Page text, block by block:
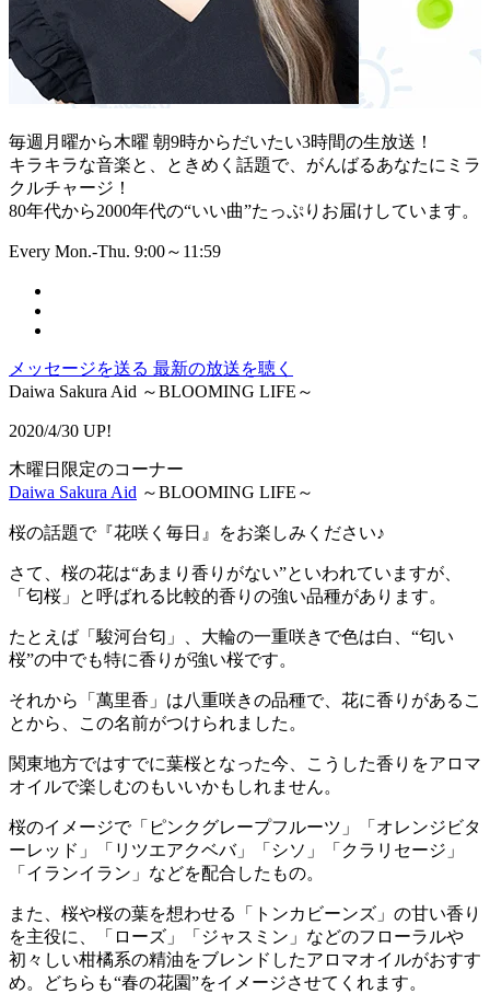
毎週月曜から木曜 朝9時からだいたい3時間の生放送！
キラキラな音楽と、ときめく話題で、がんばるあなたにミラ
クルチャージ！
80年代から2000年代の“いい曲”たっぷりお届けしています。
Every Mon.-Thu. 9:00～11:59
メッセージを送る 最新の放送を聴く
Daiwa Sakura Aid ～BLOOMING LIFE～
2020/4/30 UP!
木曜日限定のコーナー
Daiwa Sakura Aid ～BLOOMING LIFE～
桜の話題で『花咲く毎日』をお楽しみください♪
さて、桜の花は“あまり香りがない”といわれていますが、
「匂桜」と呼ばれる比較的香りの強い品種があります。
たとえば「駿河台匂」、大輪の一重咲きで色は白、“匂い
桜”の中でも特に香りが強い桜です。
それから「萬里香」は八重咲きの品種で、花に香りがあるこ
とから、この名前がつけられました。
関東地方ではすでに葉桜となった今、こうした香りをアロマ
オイルで楽しむのもいいかもしれません。
桜のイメージで「ピンクグレープフルーツ」「オレンジビタ
ーレッド」「リツエアクベバ」「シソ」「クラリセージ」
「イランイラン」などを配合したもの。
また、桜や桜の葉を想わせる「トンカビーンズ」の甘い香り
を主役に、「ローズ」「ジャスミン」などのフローラルや
初々しい柑橘系の精油をブレンドしたアロマオイルがおすす
め。どちらも“春の花園”をイメージさせてくれます。